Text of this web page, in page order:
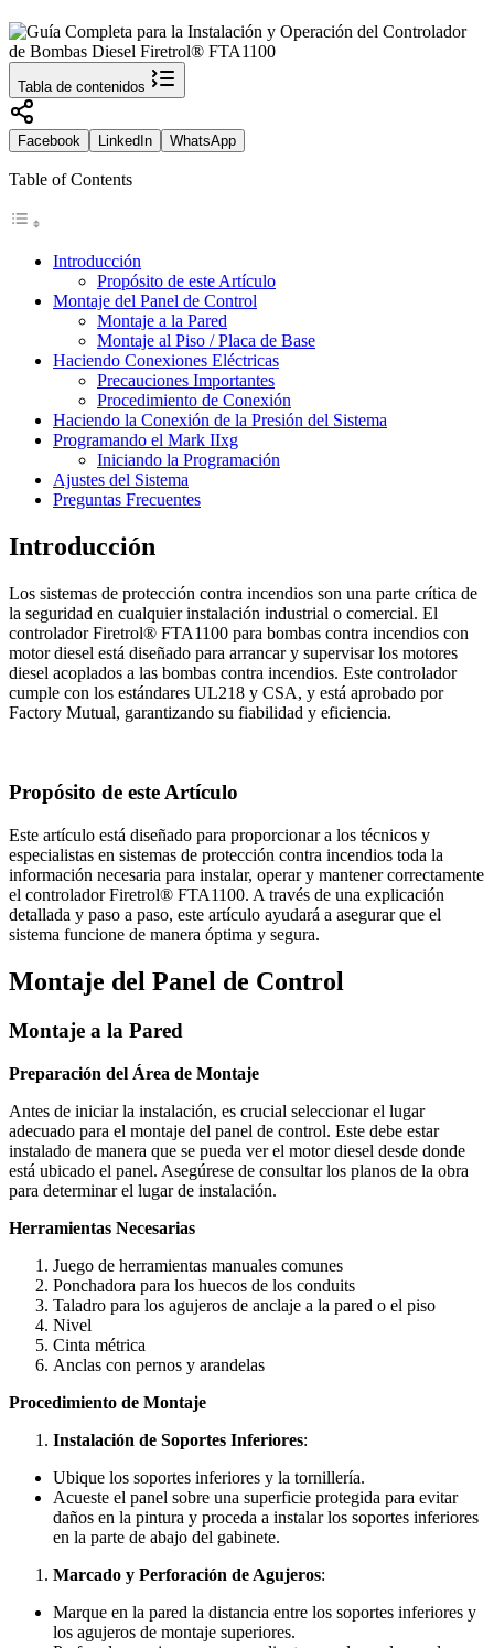
Tabla de contenidos
Facebook LinkedIn WhatsApp
Table of Contents
Introducción
Propósito de este Artículo
Montaje del Panel de Control
Montaje a la Pared
Montaje al Piso / Placa de Base
Haciendo Conexiones Eléctricas
Precauciones Importantes
Procedimiento de Conexión
Haciendo la Conexión de la Presión del Sistema
Programando el Mark IIxg
Iniciando la Programación
Ajustes del Sistema
Preguntas Frecuentes
Introducción
Los sistemas de protección contra incendios son una parte crítica de
la seguridad en cualquier instalación industrial o comercial. El
controlador Firetrol® FTA1100 para bombas contra incendios con
motor diesel está diseñado para arrancar y supervisar los motores
diesel acoplados a las bombas contra incendios. Este controlador
cumple con los estándares UL218 y CSA, y está aprobado por
Factory Mutual, garantizando su fiabilidad y eficiencia.
Propósito de este Artículo
Este artículo está diseñado para proporcionar a los técnicos y
especialistas en sistemas de protección contra incendios toda la
información necesaria para instalar, operar y mantener correctamente
el controlador Firetrol® FTA1100. A través de una explicación
detallada y paso a paso, este artículo ayudará a asegurar que el
sistema funcione de manera óptima y segura.
Montaje del Panel de Control
Montaje a la Pared
Preparación del Área de Montaje
Antes de iniciar la instalación, es crucial seleccionar el lugar
adecuado para el montaje del panel de control. Este debe estar
instalado de manera que se pueda ver el motor diesel desde donde
está ubicado el panel. Asegúrese de consultar los planos de la obra
para determinar el lugar de instalación.
Herramientas Necesarias
Juego de herramientas manuales comunes
Ponchadora para los huecos de los conduits
Taladro para los agujeros de anclaje a la pared o el piso
Nivel
Cinta métrica
Anclas con pernos y arandelas
Procedimiento de Montaje
Instalación de Soportes Inferiores:
Ubique los soportes inferiores y la tornillería.
Acueste el panel sobre una superficie protegida para evitar
daños en la pintura y proceda a instalar los soportes inferiores
en la parte de abajo del gabinete.
Marcado y Perforación de Agujeros:
Marque en la pared la distancia entre los soportes inferiores y
los agujeros de montaje superiores.